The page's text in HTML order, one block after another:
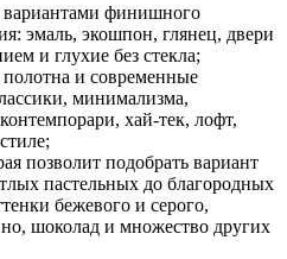
финишного
эмаль, экошпон, глянец, двери
и глухие без стекла;
и современные
минимализма,
хай-тек, лофт,
позволит подобрать вариант
пастельных до благородных
бежевого и серого,
шоколад и множество других